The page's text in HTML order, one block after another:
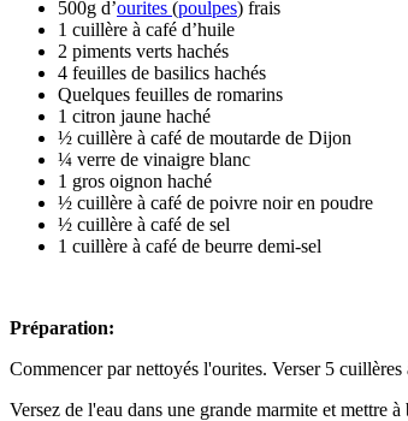
500g d’ourites (poulpes) frais
1 cuillère à café d’huile
2 piments verts hachés
4 feuilles de basilics hachés
Quelques feuilles de romarins
1 citron jaune haché
½ cuillère à café de moutarde de Dijon
¼ verre de vinaigre blanc
1 gros oignon haché
½ cuillère à café de poivre noir en poudre
½ cuillère à café de sel
1 cuillère à café de beurre demi-sel
Préparation:
Commencer par nettoyés l'ourites. Verser 5
Versez de l'eau dans une grande marmite et mettre